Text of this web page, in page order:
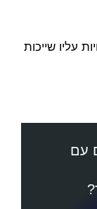
עליו שייכות
עם